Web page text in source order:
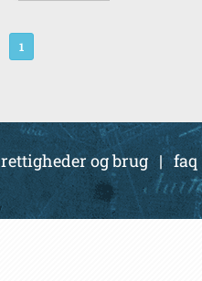
1
rettigheder og brug|faq